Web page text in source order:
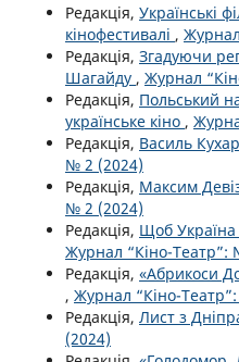
Редакція, Українські
кінофестивалі ,
Редакція, Згадуючи
Шагайду , Журнал
Редакція, Польський
українське кіно ,
Редакція, Василь
№ 2 (2024)
Редакція, Максим
№ 2 (2024)
Редакція, Щоб Україна
Журнал “Кіно-Театр”:
Редакція, «Абрикоси
, Журнал “Кіно-
Редакція, Лист з
(2024)